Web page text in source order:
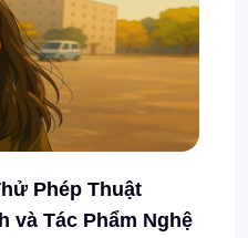
Phép Thuật
và Tác Phẩm Nghệ